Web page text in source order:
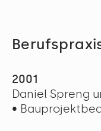
2001
Daniel Spreng
•